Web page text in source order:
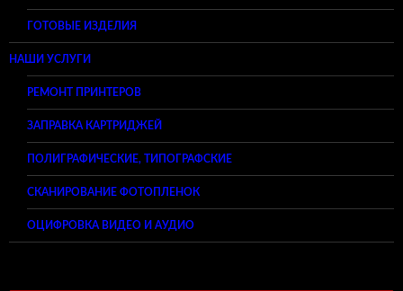
ГОТОВЫЕ ИЗДЕЛИЯ
НАШИ УСЛУГИ
РЕМОНТ ПРИНТЕРОВ
ЗАПРАВКА КАРТРИДЖЕЙ
ПОЛИГРАФИЧЕСКИЕ, ТИПОГРАФСКИЕ
СКАНИРОВАНИЕ ФОТОПЛЕНОК
ОЦИФРОВКА ВИДЕО И АУДИО